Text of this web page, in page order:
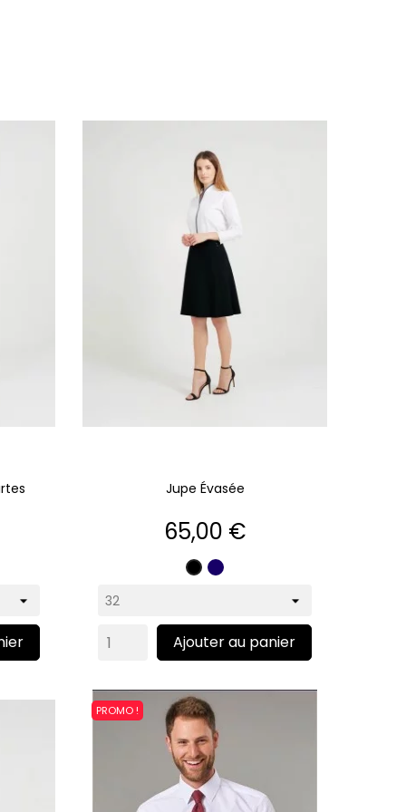
Jupe Évasée
Prix
65,00 €
NoirMarine
Ajouter au panier
PROMO !